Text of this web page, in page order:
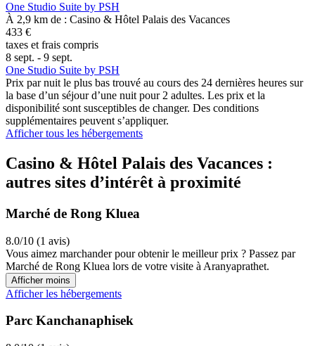
One Studio Suite by PSH
À 2,9 km de : Casino & Hôtel Palais des Vacances
433 €
taxes et frais compris
8 sept. - 9 sept.
One Studio Suite by PSH
Prix par nuit le plus bas trouvé au cours des 24 dernières heures sur
la base d’un séjour d’une nuit pour 2 adultes. Les prix et la
disponibilité sont susceptibles de changer. Des conditions
supplémentaires peuvent s’appliquer.
Afficher tous les hébergements
Casino & Hôtel Palais des Vacances :
autres sites d’intérêt à proximité
Marché de Rong Kluea
8.0/10 (1 avis)
Vous aimez marchander pour obtenir le meilleur prix ? Passez par
Marché de Rong Kluea lors de votre visite à Aranyaprathet.
Afficher moins
Afficher les hébergements
Parc Kanchanaphisek